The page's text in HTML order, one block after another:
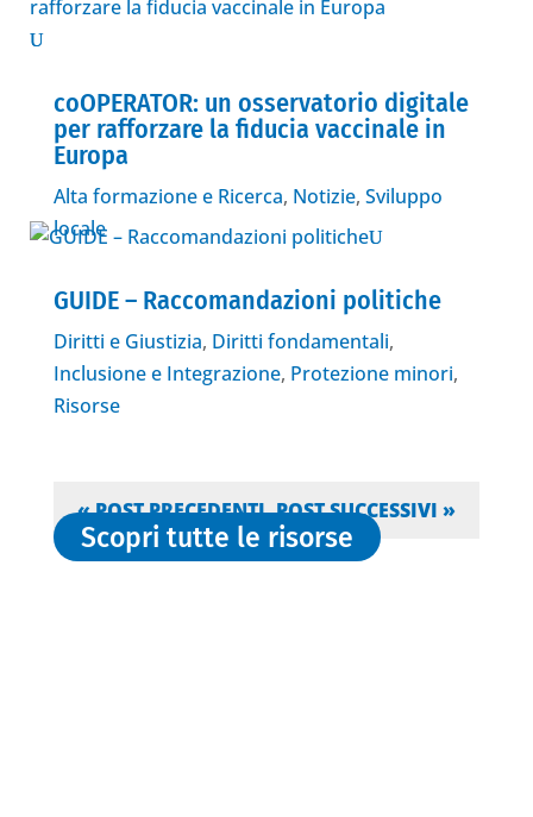
coOPERATOR: un osservatorio digitale
per rafforzare la fiducia vaccinale in
Europa
Alta formazione e Ricerca, Notizie, Sviluppo
locale
GUIDE – Raccomandazioni politiche
Diritti e Giustizia, Diritti fondamentali,
Inclusione e Integrazione, Protezione minori,
Risorse
« POST PRECEDENTI POST SUCCESSIVI »
Scopri tutte le risorse